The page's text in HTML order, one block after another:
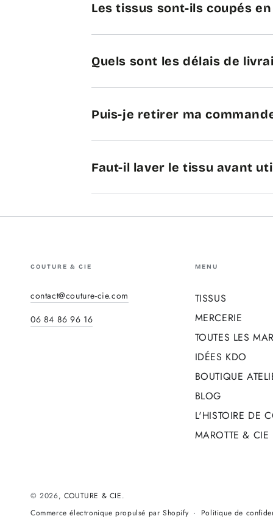
Les tissus sont-ils coupés
Quels sont les délais de
Puis-je retirer ma
Faut-il laver le tissu avant
COUTURE & CIE
contact@couture-cie.com
06 84 86 96 16
MENU
TISSUS
MERCERIE
TOUTES LES
IDÉES KDO
BOUTIQUE
BLOG
L'HISTOIRE DE
MAROTTE & CIE
© 2026, COUTURE & CIE.
Commerce électronique propulsé par Shopify
Politique de